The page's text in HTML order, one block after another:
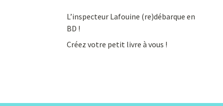
L’inspecteur Lafouine (re)débarque en
BD !
Créez votre petit livre à vous !